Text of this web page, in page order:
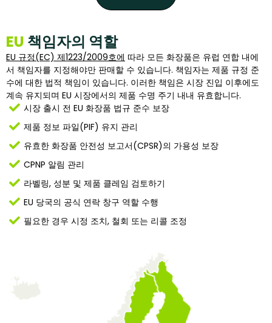
EU 책임자의 역할
EU 규정(EC) 제1223/2009호에 따라 모든 화장품은 유럽 연합 내에
서 책임자를 지정해야만 판매할 수 있습니다. 책임자는 제품 규정 준
수에 대한 법적 책임이 있습니다. 이러한 책임은 시장 진입 이후에도
계속 유지되며 EU 시장에서의 제품 수명 주기 내내 유효합니다.
시장 출시 전 EU 화장품 법규 준수 보장
제품 정보 파일(PIF) 유지 관리
유효한 화장품 안전성 보고서(CPSR)의 가용성 보장
CPNP 알림 관리
라벨링, 성분 및 제품 클레임 검토하기
EU 당국의 공식 연락 창구 역할 수행
필요한 경우 시정 조치, 철회 또는 리콜 조정